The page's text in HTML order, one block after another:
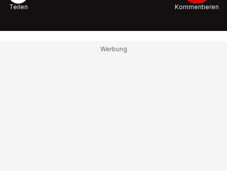
Teilen Kommentieren